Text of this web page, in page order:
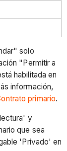
solo
"Permitir a
habilitada en
información,
primario.
y
que sea
'Privado' en